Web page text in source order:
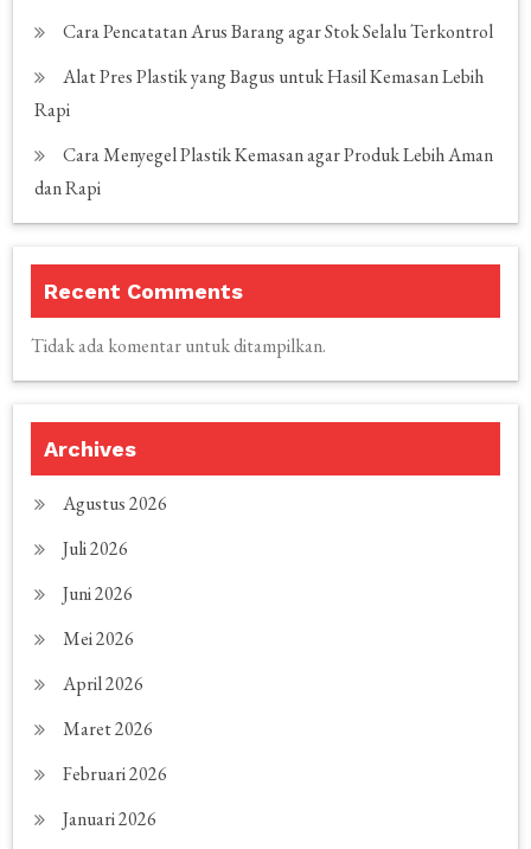
Cara Pencatatan Arus Barang agar Stok Selalu Terkontrol
Alat Pres Plastik yang Bagus untuk Hasil Kemasan Lebih
Rapi
Cara Menyegel Plastik Kemasan agar Produk Lebih Aman
dan Rapi
Recent Comments
Tidak ada komentar untuk ditampilkan.
Archives
Agustus 2026
Juli 2026
Juni 2026
Mei 2026
April 2026
Maret 2026
Februari 2026
Januari 2026